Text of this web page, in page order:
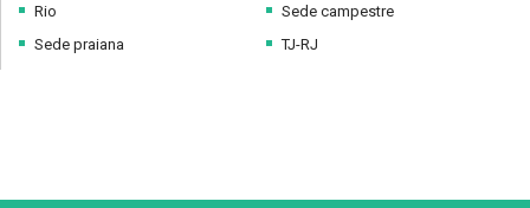
Rio
Sede praiana
Sede campestre
TJ-RJ